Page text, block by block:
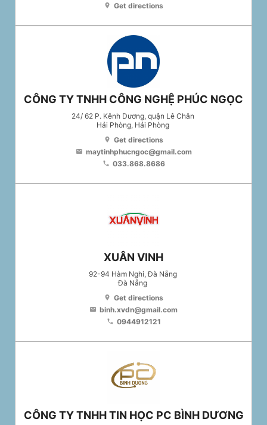
location_on Get directions
CÔNG TY TNHH CÔNG NGHỆ PHÚC NGỌC
24/ 62 P. Kênh Dương, quận Lê Chân
Hải Phòng, Hải Phòng
location_on Get directions
email maytinhphucngoc@gmail.com
phone 033.868.8686
XUÂN VINH
92-94 Hàm Nghi, Đà Nẵng
Đà Nẵng
location_on Get directions
email binh.xvdn@gmail.com
phone 0944912121
CÔNG TY TNHH TIN HỌC PC BÌNH DƯƠNG